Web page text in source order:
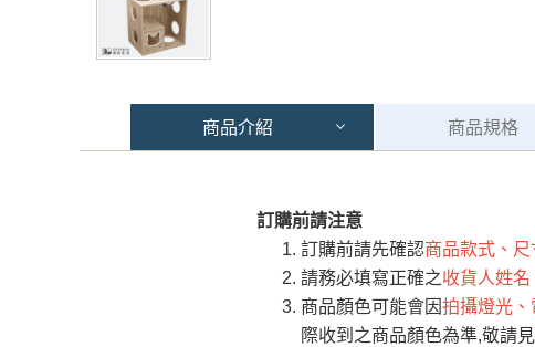
商品介紹 商品規格
訂購前請注意
訂購前請先確認商品款式、
請務必填寫正確之收貨人姓
商品顏色可能會因拍攝燈光
際收到之商品顏色為準,敬請見
運送地區
注意事項：
由於品項繁多，網頁
認商品是否有「現貨
若商品價格或庫存有異常